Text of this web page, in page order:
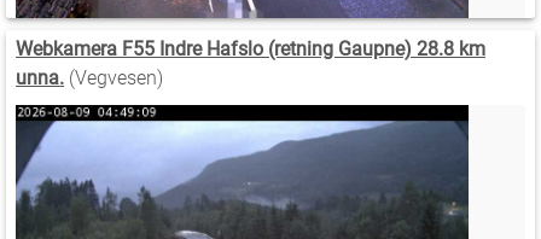
Webkamera F55 Indre Hafslo (retning Gaupne) 28.8 km
unna. (Vegvesen)